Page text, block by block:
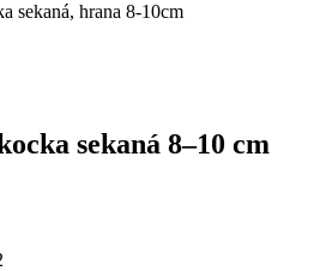
sekaná 8–10 cm